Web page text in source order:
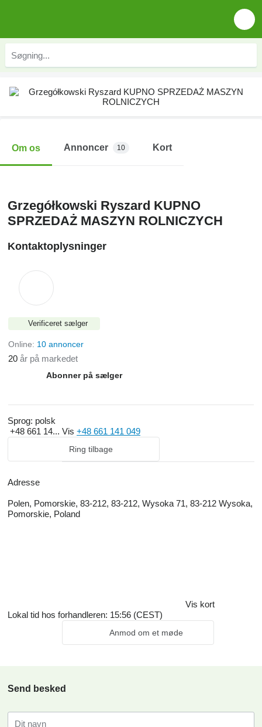
Om os Annoncer 10 Kort
Grzegółkowski Ryszard KUPNO
SPRZEDAŻ MASZYN ROLNICZYCH
Kontaktoplysninger
Verificeret sælger
Online: 10 annoncer
20 år på markedet
Abonner på sælger
Sprog: polsk
+48 661 14... Vis +48 661 141 049
Ring tilbage
Adresse
Polen, Pomorskie, 83-212, 83-212, Wysoka 71, 83-212 Wysoka,
Pomorskie, Poland
Vis kort
Lokal tid hos forhandleren: 15:56 (CEST)
Anmod om et møde
Send besked